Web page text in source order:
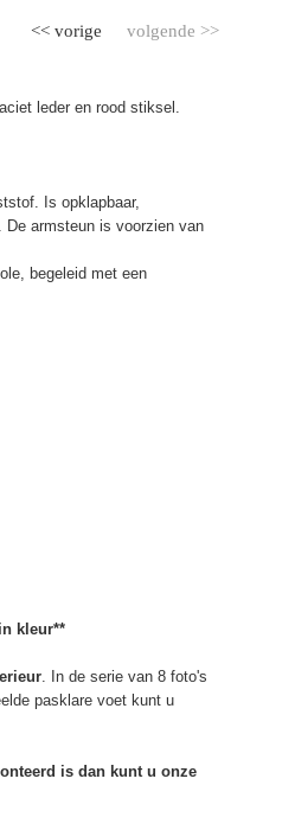
volgende >>
<< vorige
leder en rood stiksel.
Is opklapbaar,
De armsteun is voorzien van
begeleid met een
kleur**
. In de serie van 8 foto's
pasklare voet kunt u
is dan kunt u onze